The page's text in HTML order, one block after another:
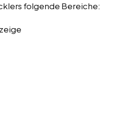
folgende Bereiche: